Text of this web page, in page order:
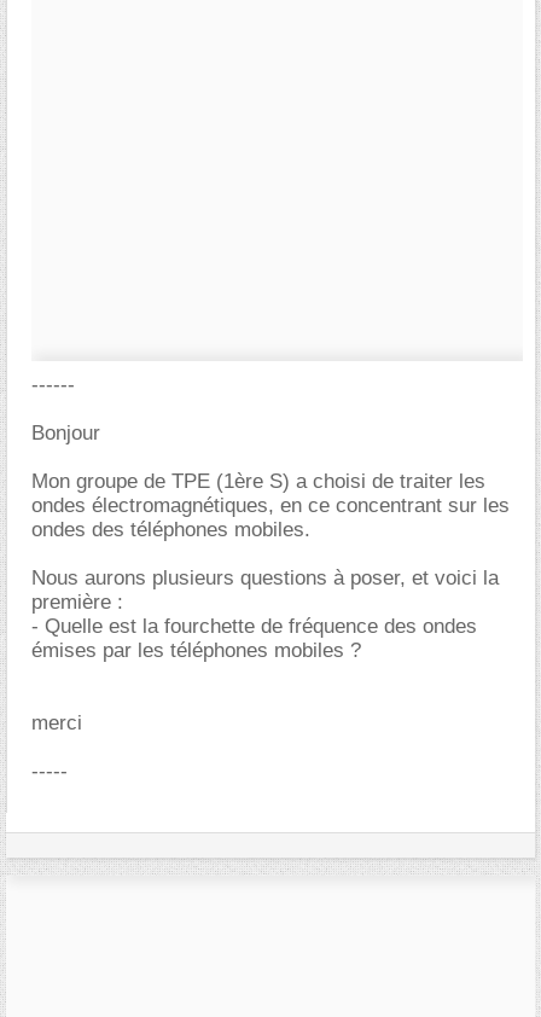
------
Bonjour
Mon groupe de TPE (1ère S) a choisi de traiter les
ondes électromagnétiques, en ce concentrant sur les
ondes des téléphones mobiles.
Nous aurons plusieurs questions à poser, et voici la
première :
- Quelle est la fourchette de fréquence des ondes
émises par les téléphones mobiles ?
merci
-----